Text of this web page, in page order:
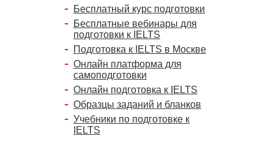
Бесплатный курс подготовки
Бесплатные вебинары для
подготовки к IELTS
Подготовка к IELTS в Москве
Онлайн платформа для
самоподготовки
Онлайн подготовка к IELTS
Образцы заданий и бланков
Учебники по подготовке к
IELTS